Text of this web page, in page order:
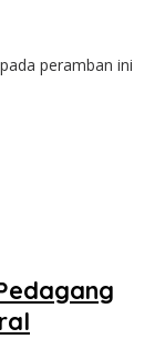
peramban ini